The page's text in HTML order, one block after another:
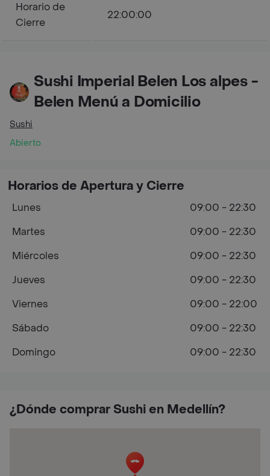
Horario de
Cierre
22:00:00
Sushi Imperial Belen Los alpes -
Belen Menú a Domicilio
Sushi
Abierto
¿Dónde comprar Sushi en Medellín?
Horarios de Apertura y Cierre
Lunes
09:00 - 22:30
Martes
09:00 - 22:30
Miércoles
09:00 - 22:30
Jueves
09:00 - 22:30
Viernes
09:00 - 22:00
Sábado
09:00 - 22:30
Domingo
09:00 - 22:30